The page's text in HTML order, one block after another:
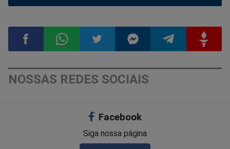
CompartilharCompartilhar
Whatsapp
Compartilhar
Twitter
Compartilhar
Messenger
NOSSAS REDES SOCIAIS
Facebook
Siga nossa página